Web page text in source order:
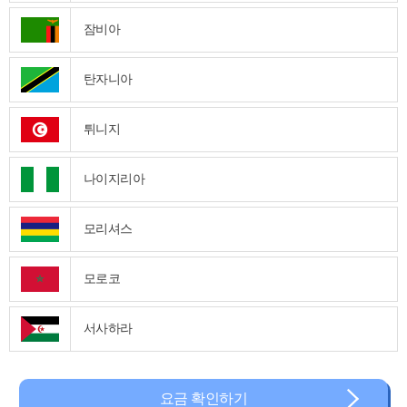
잠비아
탄자니아
튀니지
나이지리아
모리셔스
모로코
서사하라
요금 확인하기